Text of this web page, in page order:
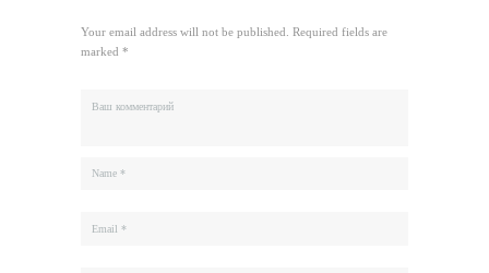
Your email address will not be published. Required fields are
marked *